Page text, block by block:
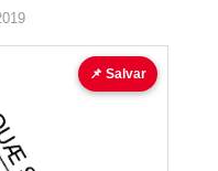
para colorir📌 Salvar